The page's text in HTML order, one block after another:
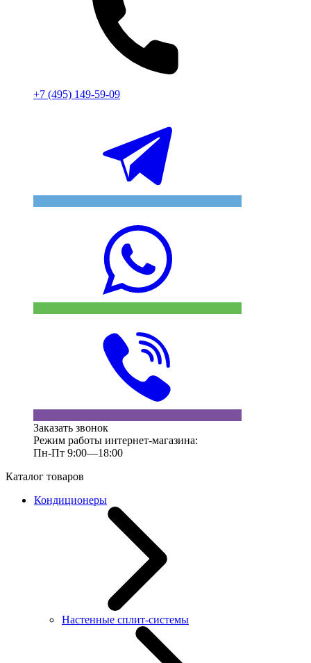
+7 (495) 149-59-09
Заказать звонок
Режим работы интернет-магазина:
Пн-Пт 9:00—18:00
Каталог товаров
Кондиционеры
Настенные сплит-системы